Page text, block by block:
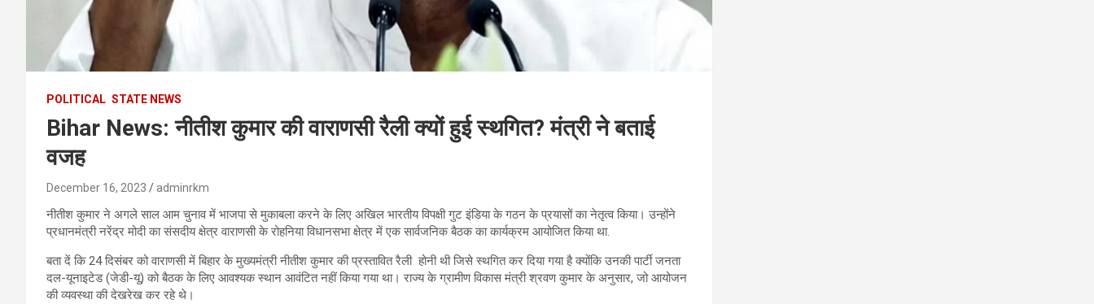
POLITICAL STATE NEWS
Bihar News: नीतीश कुमार की वाराणसी रैली क्यों हुई स्थगित? मंत्री ने बताई
वजह
December 16, 2023 adminrkm
नीतीश कुमार ने अगले साल आम चुनाव में भाजपा से मुकाबला करने के लिए अखिल भारतीय विपक्षी गुट इंडिया के गठन के प्रयासों का नेतृत्व किया। उन्होंने
प्रधानमंत्री नरेंद्र मोदी का संसदीय क्षेत्र वाराणसी के रोहनिया विधानसभा क्षेत्र में एक सार्वजनिक बैठक का कार्यक्रम आयोजित किया था.
बता दें कि 24 दिसंबर को वाराणसी में बिहार के मुख्यमंत्री नीतीश कुमार की प्रस्तावित रैली होनी थी जिसे स्थगित कर दिया गया है क्योंकि उनकी पार्टी जनता
दल-यूनाइटेड (जेडी-यू) को बैठक के लिए आवश्यक स्थान आवंटित नहीं किया गया था। राज्य के ग्रामीण विकास मंत्री श्रवण कुमार के अनुसार, जो आयोजन
की व्यवस्था की देखरेख कर रहे थे।